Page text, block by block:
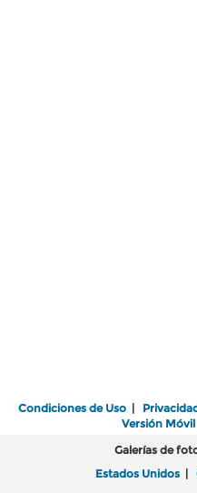
Condiciones de Uso |
Versión Móvil
Galerías de
Estados Unidos |